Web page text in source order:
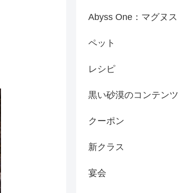
Abyss One：マグヌス
ペット
レシピ
黒い砂漠のコンテンツ
クーポン
新クラス
宴会